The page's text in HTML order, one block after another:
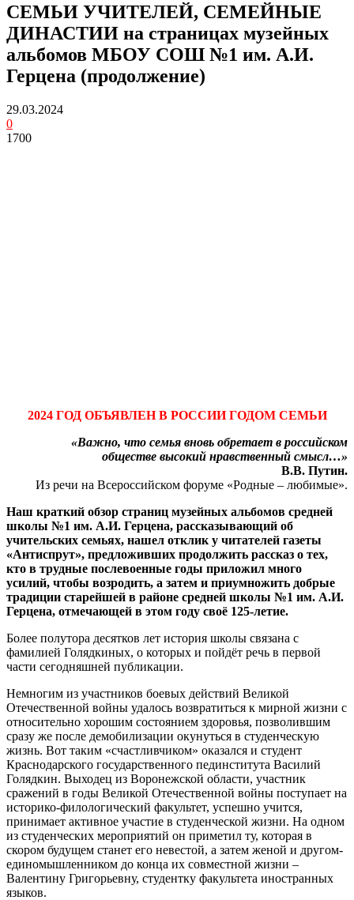
СЕМЬИ УЧИТЕЛЕЙ, СЕМЕЙНЫЕ
ДИНАСТИИ на страницах музейных
альбомов МБОУ СОШ №1 им. А.И.
Герцена (продолжение)
29.03.2024
0
1700
2024 ГОД ОБЪЯВЛЕН В РОССИИ ГОДОМ СЕМЬИ
«Важно, что семья вновь обретает в российском
обществе высокий нравственный смысл…»
В.В. Путин.
Из речи на Всероссийском форуме «Родные – любимые».
Наш краткий обзор страниц музейных альбомов средней
школы №1 им. А.И. Герцена, рассказывающий об
учительских семьях, нашел отклик у читателей газеты
«Антиспрут», предложивших продолжить рассказ о тех,
кто в трудные послевоенные годы приложил много
усилий, чтобы возродить, а затем и приумножить добрые
традиции старейшей в районе средней школы №1 им. А.И.
Герцена, отмечающей в этом году своё 125-летие.
Более полутора десятков лет история школы связана с
фамилией Голядкиных, о которых и пойдёт речь в первой
части сегодняшней публикации.
Немногим из участников боевых действий Великой
Отечественной войны удалось возвратиться к мирной жизни с
относительно хорошим состоянием здоровья, позволившим
сразу же после демобилизации окунуться в студенческую
жизнь. Вот таким «счастливчиком» оказался и студент
Краснодарского государственного пединститута Василий
Голядкин. Выходец из Воронежской области, участник
сражений в годы Великой Отечественной войны поступает на
историко-филологический факультет, успешно учится,
принимает активное участие в студенческой жизни. На одном
из студенческих мероприятий он приметил ту, которая в
скором будущем станет его невестой, а затем женой и другом-
единомышленником до конца их совместной жизни –
Валентину Григорьевну, студентку факультета иностранных
языков.